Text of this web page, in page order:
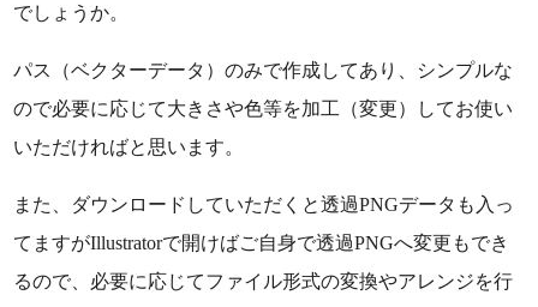
でしょうか。
パス（ベクターデータ）のみで作成してあり、シンプルな
ので必要に応じて大きさや色等を加工（変更）してお使い
いただければと思います。
また、ダウンロードしていただくと透過PNGデータも入っ
てますがIllustratorで開けばご自身で透過PNGへ変更もでき
るので、必要に応じてファイル形式の変換やアレンジを行